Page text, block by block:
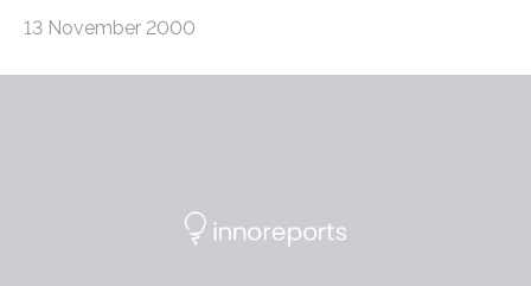
13 November 2000